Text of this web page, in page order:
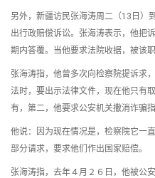
另外，新疆访民张海涛周二（13日）
出行政赔偿诉讼。张海涛表示，他把
期内答覆。当他要求法院收据，被该职
张海涛指，他曾多次向检察院提诉求
法时，要出示法律文件，现在他只有
有，第二，他要求公安机关撒消诈骗
他说：因为现在情况是，检察院它一
部分请求，要求他们作出国家赔偿。
张海涛指，去年４月２６日，他被公